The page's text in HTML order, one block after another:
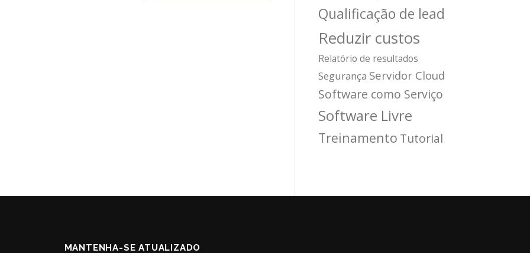
Qualificação de lead
Reduzir custos
Relatório de resultados
Segurança Servidor Cloud
Software como Serviço
Software Livre
Treinamento Tutorial
MANTENHA-SE ATUALIZADO